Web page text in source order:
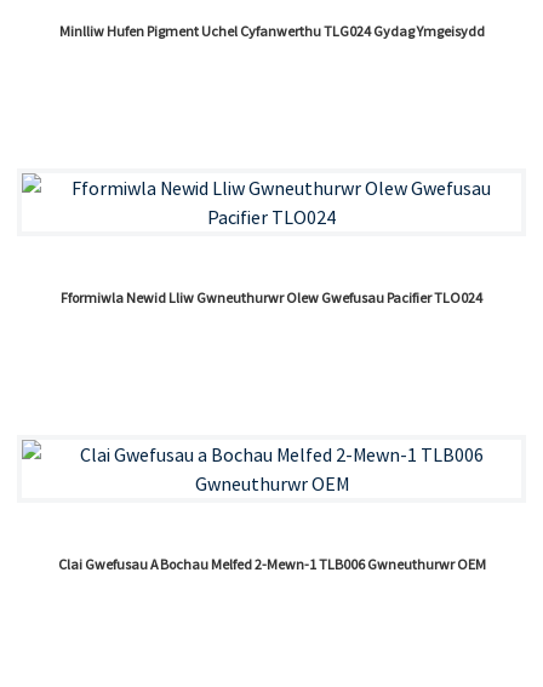
Minlliw Hufen Pigment Uchel Cyfanwerthu TLG024 Gydag Ymgeisydd
Fformiwla Newid Lliw Gwneuthurwr Olew Gwefusau Pacifier TLO024
Clai Gwefusau A Bochau Melfed 2-Mewn-1 TLB006 Gwneuthurwr OEM